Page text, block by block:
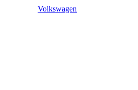
Volkswagen